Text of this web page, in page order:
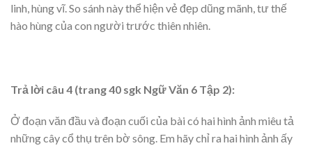
linh, hùng vĩ. So sánh này thể hiện vẻ đẹp dũng mãnh, tư thế
hào hùng của con người trước thiên nhiên.
Trả lời câu 4 (trang 40 sgk Ngữ Văn 6 Tập 2):
Ở đoạn văn đầu và đoạn cuối của bài có hai hình ảnh miêu tả
những cây cổ thụ trên bờ sông. Em hãy chỉ ra hai hình ảnh ấy